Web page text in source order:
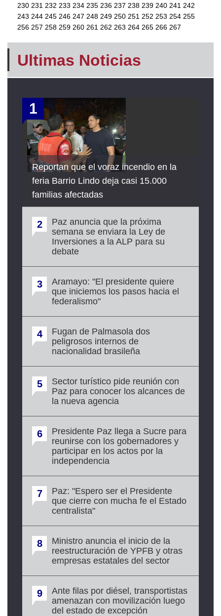
230 231 232 233 234 235 236 237 238 239 240 241 242
243 244 245 246 247 248 249 250 251 252 253 254 255
256 257 258 259 260 261 262 263 264 265 266 267
Ultimas Noticias
1
Reportan que el voraz incendio en la
feria Barrio Lindo deja casi 15.000
familias afectadas
2
Paz anuncia que la próxima
semana se enviara la Ley de
Inversiones a la ALP para su
debate
3
Aramayo: "El presidente quiere
que iniciemos los pasos hacia el
federalismo"
4
Fugan de Palmasola dos
peligrosos internos de
nacionalidad brasileña
5
Sector turístico pide reunión con
Paz para conocer los alcances de
la nueva agencia
6
Presidente Paz llega a Sucre para
reunirse con los gobernadores y
participar en los actos por la
independencia
7
Paz: "Espero ser el Presidente
que cierre con mucha fe el Estado
centralista"
8
Ministro anuncia el inicio de la
reestructuración de YPFB y otras
empresas estatales del sector
9
Ante filas por diésel, transportistas
amenazan con movilización luego
del estado de excepción